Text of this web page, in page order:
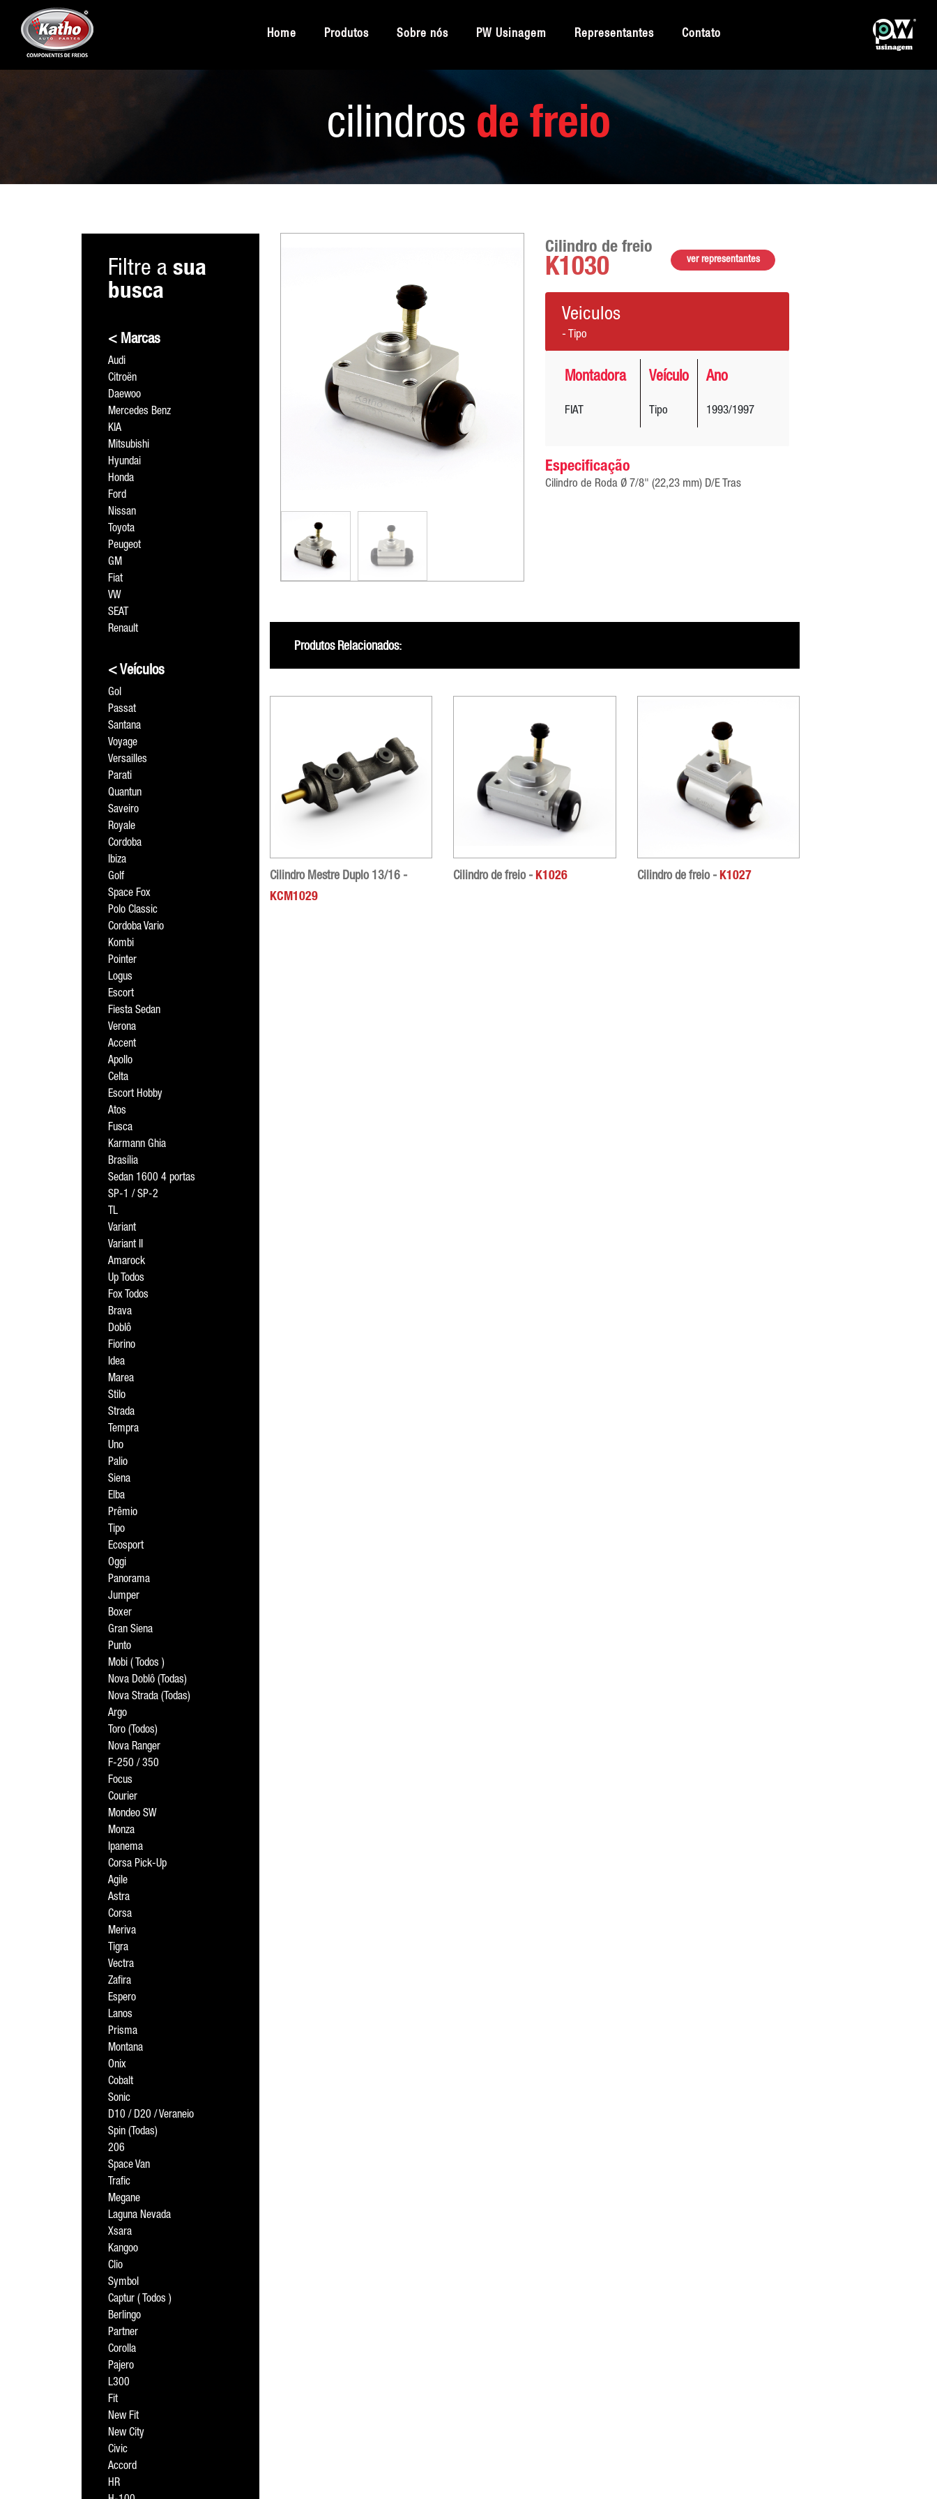
Home Produtos Sobre nós PW Usinagem Representantes Contato
cilindros de freio
Filtre a sua
busca
< Marcas
Audi
Citroën
Daewoo
Mercedes Benz
KIA
Mitsubishi
Hyundai
Honda
Ford
Nissan
Toyota
Peugeot
GM
Fiat
VW
SEAT
Renault
< Veículos
Gol
Passat
Santana
Voyage
Versailles
Parati
Quantun
Saveiro
Royale
Cordoba
Ibiza
Golf
Space Fox
Polo Classic
Cordoba Vario
Kombi
Pointer
Logus
Escort
Fiesta Sedan
Verona
Accent
Apollo
Celta
Escort Hobby
Atos
Fusca
Karmann Ghia
Brasília
Sedan 1600 4 portas
SP-1 / SP-2
TL
Variant
Variant II
Amarock
Up Todos
Fox Todos
Brava
Doblô
Fiorino
Idea
Marea
Stilo
Strada
Tempra
Uno
Palio
Siena
Elba
Prêmio
Tipo
Ecosport
Oggi
Panorama
Jumper
Boxer
Gran Siena
Punto
Mobi ( Todos )
Nova Doblô (Todas)
Nova Strada (Todas)
Argo
Toro (Todos)
Nova Ranger
F-250 / 350
Focus
Courier
Mondeo SW
Monza
Ipanema
Corsa Pick-Up
Agile
Astra
Corsa
Meriva
Tigra
Vectra
Zafira
Espero
Lanos
Prisma
Montana
Onix
Cobalt
Sonic
D10 / D20 / Veraneio
Spin (Todas)
206
Space Van
Trafic
Megane
Laguna Nevada
Xsara
Kangoo
Clio
Symbol
Captur ( Todos )
Berlingo
Partner
Corolla
Pajero
L300
Fit
New Fit
New City
Civic
Accord
HR
Cilindro de freio
K1030 ver representantes
Veiculos
- Tipo
Montadora Veículo Ano
FIAT Tipo 1993/1997
Especificação
Cilindro de Roda Ø 7/8" (22,23 mm) D/E Tras
Produtos Relacionados:
Cilindro Mestre Duplo 13/16 -
KCM1029
Cilindro de freio - K1026 Cilindro de freio - K1027